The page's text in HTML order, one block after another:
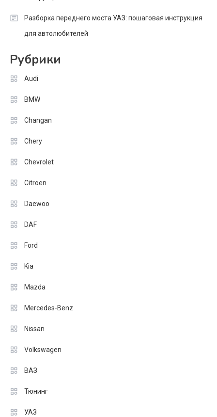
Разборка переднего моста УАЗ: пошаговая инструкция
для автолюбителей
Рубрики
Audi
BMW
Changan
Chery
Chevrolet
Citroen
Daewoo
DAF
Ford
Kia
Mazda
Mercedes-Benz
Nissan
Volkswagen
ВАЗ
Тюнинг
УАЗ